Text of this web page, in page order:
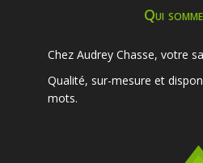
Qui
Chez Audrey Chasse, votre
Qualité, sur-mesure et
mots.